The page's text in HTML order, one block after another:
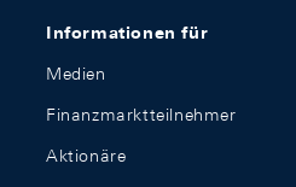
Informationen für
Medien
Finanzmarktteilnehmer
Aktionäre